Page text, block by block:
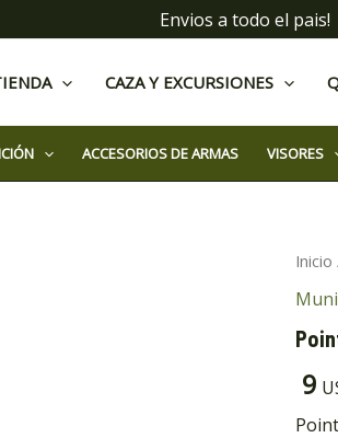
Envios a todo el pais!
CAZA Y EXCURSIONES
ACCESORIOS DE ARMAS VISORES
Inicio
9
5.5
18GR